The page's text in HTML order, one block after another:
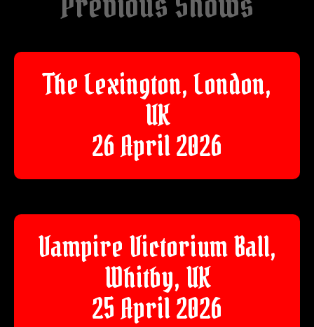
The Lexington, London,
UK
26 April 2026
Vampire Victorium Ball,
Whitby, UK
25 April 2026